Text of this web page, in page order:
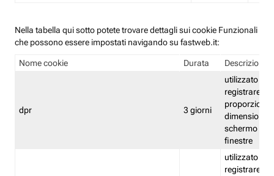
Nella tabella qui sotto potete trovare dettagli sui cookie Funzionali
che possono essere impostati navigando su fastweb.it:
Nome cookie Durata Descrizione
dpr 3 giorni
utilizzato per
registrare le
proporzioni
dimensioni
schermo e
finestre
utilizzato per
registrare le